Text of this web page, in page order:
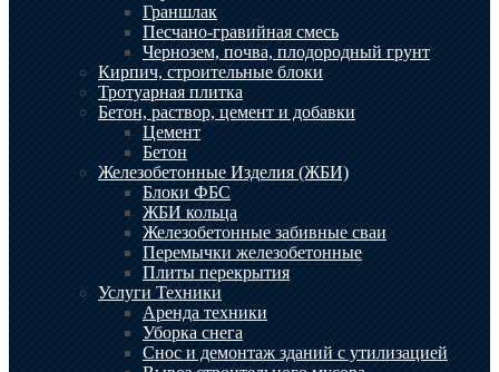
Граншлак
Песчано-гравийная смесь
Чернозем, почва, плодородный грунт
Кирпич, строительные блоки
Тротуарная плитка
Бетон, раствор, цемент и добавки
Цемент
Бетон
Железобетонные Изделия (ЖБИ)
Блоки ФБС
ЖБИ кольца
Железобетонные забивные сваи
Перемычки железобетонные
Плиты перекрытия
Услуги Техники
Аренда техники
Уборка снега
Снос и демонтаж зданий с утилизацией